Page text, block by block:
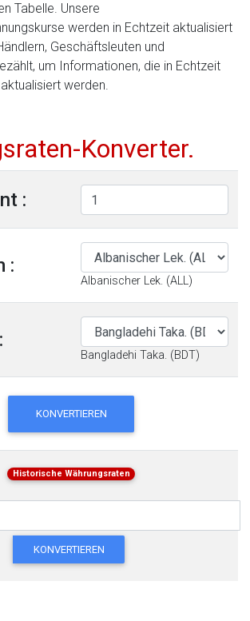
Tabelle. Unsere
werden in Echtzeit aktualisiert
Geschäftsleuten und
um Informationen, die in Echtzeit
werden.
Konverter.
:
:
Albanischer Lek. (ALL)
Bangladehi Taka. (BDT)
KONVERTIEREN
Historische Währungsraten
KONVERTIEREN